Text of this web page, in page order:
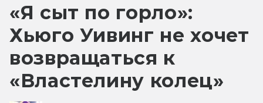
«Я сыт по горло»:
Хьюго Уивинг не хочет
возвращаться к
«Властелину колец»